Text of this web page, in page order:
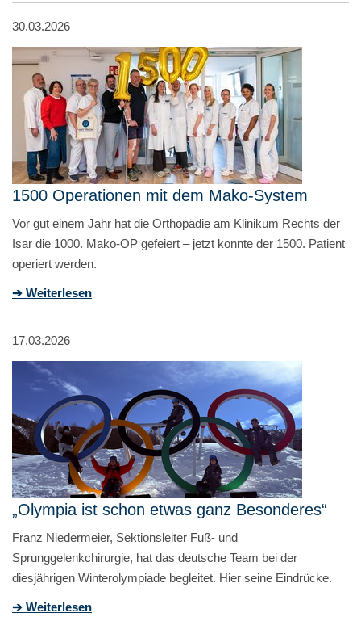
30.03.2026
1500 Operationen mit dem Mako-System
Vor gut einem Jahr hat die Orthopädie am Klinikum Rechts der
Isar die 1000. Mako-OP gefeiert – jetzt konnte der 1500. Patient
operiert werden.
➔ Weiterlesen
17.03.2026
„Olympia ist schon etwas ganz Besonderes“
Franz Niedermeier, Sektionsleiter Fuß- und
Sprunggelenkchirurgie, hat das deutsche Team bei der
diesjährigen Winterolympiade begleitet. Hier seine Eindrücke.
➔ Weiterlesen